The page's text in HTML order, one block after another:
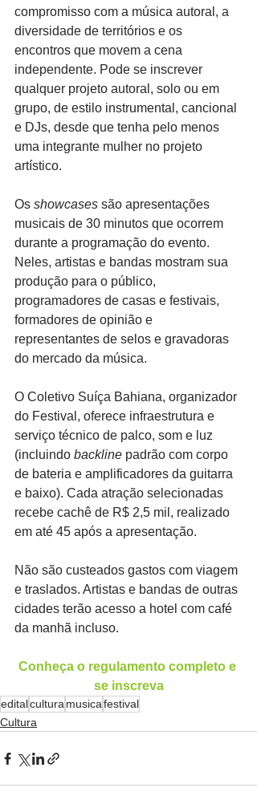
compromisso com a música autoral, a
diversidade de territórios e os
encontros que movem a cena
independente. Pode se inscrever
qualquer projeto autoral, solo ou em
grupo, de estilo instrumental, cancional
e DJs, desde que tenha pelo menos
uma integrante mulher no projeto
artístico.
Os showcases são apresentações
musicais de 30 minutos que ocorrem
durante a programação do evento.
Neles, artistas e bandas mostram sua
produção para o público,
programadores de casas e festivais,
formadores de opinião e
representantes de selos e gravadoras
do mercado da música.
O Coletivo Suíça Bahiana, organizador
do Festival, oferece infraestrutura e
serviço técnico de palco, som e luz
(incluindo backline padrão com corpo
de bateria e amplificadores da guitarra
e baixo). Cada atração selecionadas
recebe cachê de R$ 2,5 mil, realizado
em até 45 após a apresentação.
Não são custeados gastos com viagem
e traslados. Artistas e bandas de outras
cidades terão acesso a hotel com café
da manhã incluso.
Conheça o regulamento completo e
se inscreva
editalcultura musicafestival
Cultura